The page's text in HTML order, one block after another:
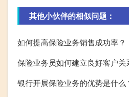
其他小伙伴的相似问题：
如何提高保险业务销售成功率？
保险业务员如何建立良好客户关
银行开展保险业务的优势是什么